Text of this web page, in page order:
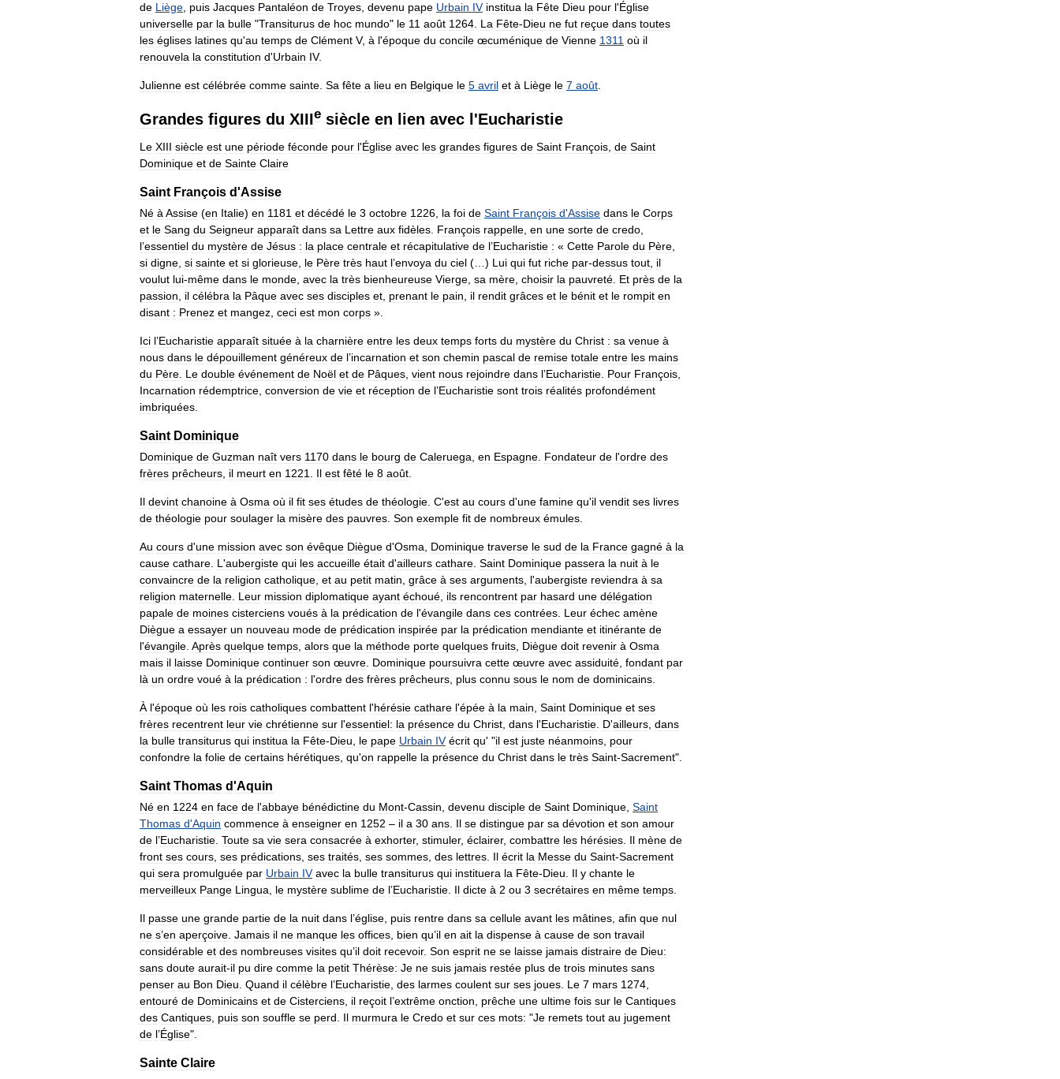
de Liège, puis Jacques Pantaléon de Troyes, devenu pape Urbain IV institua la Fête Dieu pour l'Église
universelle par la bulle "Transiturus de hoc mundo" le 11 août 1264. La Fête-Dieu ne fut reçue dans toutes
les églises latines qu'au temps de Clément V, à l'époque du concile œcuménique de Vienne 1311 où il
renouvela la constitution d'Urbain IV.
Julienne est célébrée comme sainte. Sa fête a lieu en Belgique le 5 avril et à Liège le 7 août.
Grandes figures du XIIIe siècle en lien avec 'Eucharistie
Le XIII siècle est une période féconde pour l'Église avec les grandes figures de Saint François de Saint
Dominique et de Sainte Claire
Saint François d'Assise
Né à Assise (en Italie) en 1181 et décédé le 3 octobre 1226 la foi de Saint François d'Assise dans le Corps
et le Sang du Seigneur apparaît dans sa Lettre aux fidèles François rappelle en une sorte de credo
l’essentiel du mystère de Jésus : la place centrale et récapitulative de l’Eucharistie : « Cette Parole du Père
si digne si sainte et si glorieuse le Père très haut l’envoya du ciel (…) Lui qui fut riche par-dessus tout il
voulut lui-même dans le monde avec la très bienheureuse Vierge sa mère choisir la pauvreté Et près de la
passion
il célébra la Pâque avec ses disciples et prenant le pain il rendit grâces et le bénit et le rompit en
disant : Prenez et mangez ceci est mon corps ».
Ici l’Eucharistie apparaît située à la charnière entre les deux temps forts du mystère du Christ : sa venue à
nous dans le dépouillement généreux de l’incarnation et son chemin pascal de remise totale entre les mains
du Père Le double événement de Noël et de Pâques vient nous rejoindre dans l’Eucharistie Pour François
Incarnation rédemptrice conversion de vie et réception de l’Eucharistie sont trois réalités profondément
imbriquées
Saint Dominique
Dominique de Guzman naît vers 1170 dans le bourg de Caleruega en Espagne Fondateur de l'ordre des
frères prêcheurs il meurt en 1221 Il est fêté le 8 août
Il devint chanoine à Osma où il fit ses études de théologie C'est au cours d'une famine qu'il vendit ses livres
de théologie pour soulager la misère des pauvres Son exemple fit de nombreux émules
Au cours d'une mission avec son évêque Diègue d'Osma Dominique traverse le sud de la France gagné à la
cause cathare L 'aubergiste qui les accueille était d'ailleurs cathare Saint Dominique passera la nuit à le
convaincre de la religion catholique et au petit matin grâce à ses arguments l'aubergiste reviendra à sa
religion maternelle Leur mission diplomatique ayant échoué ils rencontrent par hasard une délégation
papale de moines cisterciens voués à la prédication de l'évangile dans ces contrées Leur échec amène
Diègue a essayer un nouveau mode de prédication inspirée par la prédication mendiante et itinérante de
l'évangile Après quelque temps alors que la méthode porte quelques fruits Diègue doit revenir à Osma
mais il laisse Dominique continuer son œuvre Dominique poursuivra cette œuvre avec assiduité fondant par
là un ordre voué à la prédication : l'ordre des frères prêcheurs plus connu sous le nom de dominicains
À l'époque où les rois catholiques combattent l'hérésie cathare l'épée à la main Saint Dominique et ses
frères recentrent leur vie chrétienne sur l'essentiel: la présence du Christ dans l'Eucharistie D'ailleurs dans
la bulle transiturus qui institua la Fête-Dieu le pape Urbain IV écrit qu' "il est juste néanmoins pour
confondre la folie de certains hérétiques qu'on rappelle la présence du Christ dans le très Saint-Sacrement".
Saint Thomas d'Aquin
Né en 1224 en face de l'abbaye bénédictine du Mont-Cassin devenu disciple de Saint Dominique Saint
Thomas d'Aquin commence à enseigner en 1252 – il a 30 ans Il se distingue par sa dévotion et son amour
de l’Eucharistie Toute sa vie sera consacrée à exhorter, stimuler, éclairer, combattre les hérésies Il mène de
front ses cours ses prédications ses traités ses sommes des lettres Il écrit la Messe du Saint-Sacrement
qui sera promulguée par Urbain IV avec la bulle transiturus qui instituera la Fête-Dieu Il y chante le
merveilleux Pange Lingua le mystère sublime de l’Eucharistie Il dicte à 2 ou 3 secrétaires en même temps
Il passe une grande partie de la nuit dans l’église puis rentre dans sa cellule avant les mâtines afin que nul
ne s’en aperçoive Jamais il ne manque les offices bien qu’il en ait la dispense à cause de son travail
considérable et des nombreuses visites qu’il doit recevoir. Son esprit ne se laisse jamais distraire de Dieu:
sans doute aurait-il pu dire comme la petit Thérèse: Je ne suis jamais restée plus de trois minutes sans
penser au Bon Dieu Quand il célèbre l’Eucharistie des larmes coulent sur ses joues Le 7 mars 1274
entouré de Dominicains et de Cisterciens il reçoit l’extrême onction prêche une ultime fois sur le Cantiques
des Cantiques puis son souffle se perd Il murmura le Credo et sur ces mots: "Je remets tout au jugement
de l’Église".
Sainte Claire